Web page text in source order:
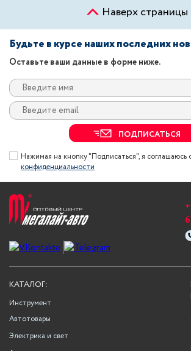
Наверх страницы
Будьте в курсе наших последних
Оставьте ваши данные в форме ниже.
ПОДПИСАТЬСЯ
Нажимая на кнопку "Подписаться", я соглашаюсь
конфиденциальности
КАТАЛОГ:
Инструмент
Автотовары
Электрика и свет